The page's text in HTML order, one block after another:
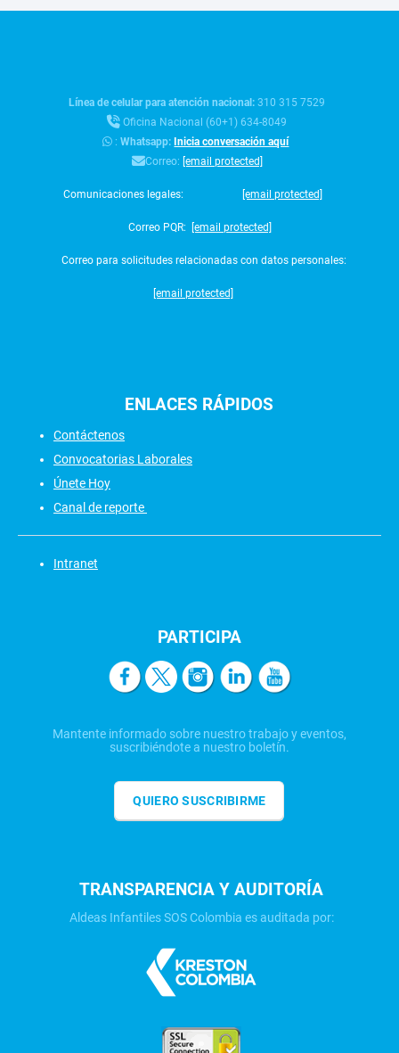
Línea de celular para atención nacional:310 315 7529
Oficina Nacional (60+1) 634-8049
:Whatsapp:Inicia conversación aquí
Correo: [email protected]
Comunicaciones legales: [email protected]
Correo PQR: [email protected]
Correo para solicitudes relacionadas con datos personales:
[email protected]
ENLACES RÁPIDOS
Contáctenos
Convocatorias Laborales
Únete Hoy
Canal de reporte
Intranet
PARTICIPA
Mantente informado sobre nuestro trabajo y eventos,
suscribiéndote a nuestro boletín.
QUIERO SUSCRIBIRME
TRANSPARENCIA Y AUDITORÍA
Aldeas Infantiles SOS Colombia es auditada por: